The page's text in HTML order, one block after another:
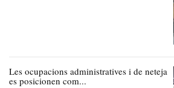
Les ocupacions administratives i de neteja
es posicionen com...